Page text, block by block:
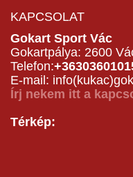
KAPCSOLAT
Gokart Sport Vác
Gokartpálya: 2600
Telefon:
E-mail:
Írj nekem itt a
Térkép: